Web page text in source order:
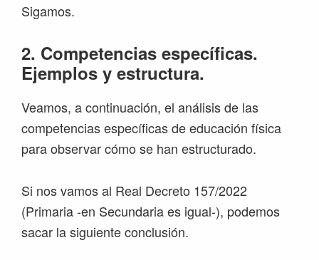
Sigamos.
2. Competencias específicas.
Ejemplos y estructura.
Veamos, a continuación, el análisis de las
competencias específicas de educación física
para observar cómo se han estructurado.
Si nos vamos al Real Decreto 157/2022
(Primaria -en Secundaria es igual-), podemos
sacar la siguiente conclusión.